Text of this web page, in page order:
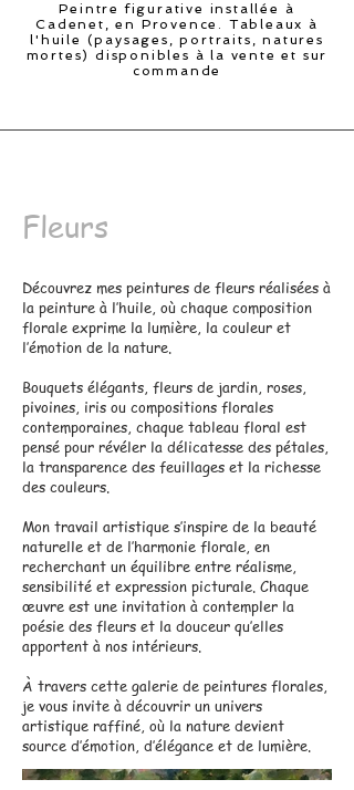
Peintre figurative installée à
Cadenet, en Provence. Tableaux à
l'huile (paysages, portraits, natures
mortes) disponibles à la vente et sur
commande
Fleurs
Découvrez mes peintures de fleurs réalisées à
la peinture à l’huile, où chaque composition
florale exprime la lumière, la couleur et
l’émotion de la nature.
Bouquets élégants, fleurs de jardin, roses,
pivoines, iris ou compositions florales
contemporaines, chaque tableau floral est
pensé pour révéler la délicatesse des pétales,
la transparence des feuillages et la richesse
des couleurs.
Mon travail artistique s’inspire de la beauté
naturelle et de l’harmonie florale, en
recherchant un équilibre entre réalisme,
sensibilité et expression picturale. Chaque
œuvre est une invitation à contempler la
poésie des fleurs et la douceur qu’elles
apportent à nos intérieurs.
À travers cette galerie de peintures florales,
je vous invite à découvrir un univers
artistique raffiné, où la nature devient
source d’émotion, d’élégance et de lumière.